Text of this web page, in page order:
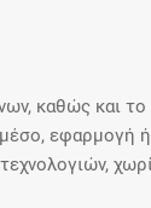
καθώς και
εφαρμογή